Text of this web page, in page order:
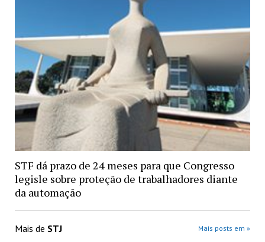
STF dá prazo de 24 meses para que Congresso
legisle sobre proteção de trabalhadores diante
da automação
Mais de STJ Mais posts em »